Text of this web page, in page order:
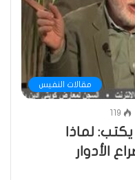
مقالات النفيس
119
لماذا
الأدوار